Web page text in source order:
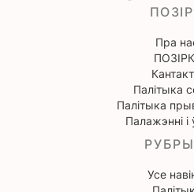
Пра
Палітыка
Палітыка
Палажэнні
Усе